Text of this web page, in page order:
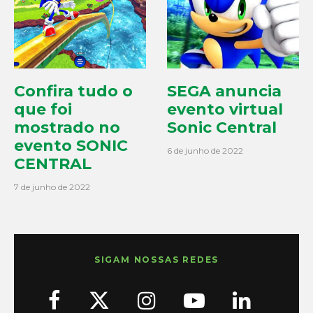
Confira tudo o
que foi
mostrado no
evento SONIC
CENTRAL
7 de junho de 2022
SEGA anuncia
evento virtual
Sonic Central
6 de junho de 2022
SIGAM NOSSAS REDES